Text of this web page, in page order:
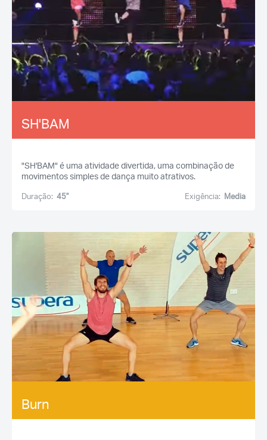
SH'BAM
"SH'BAM" é uma atividade divertida, uma combinação de
movimentos simples de dança muito atrativos.
Duração: 45'' Exigência: Media
Burn